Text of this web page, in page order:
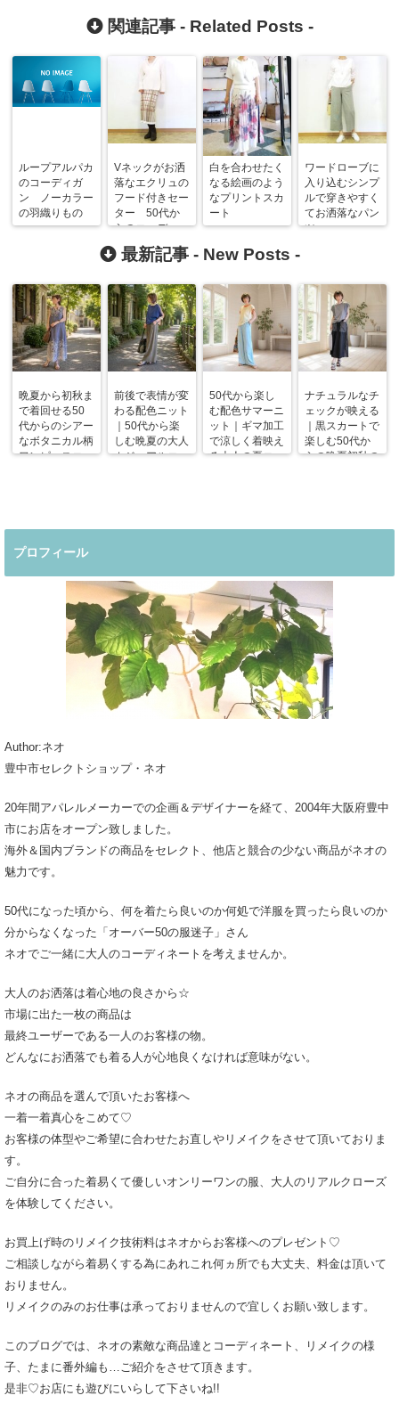
関連記事 - Related Posts -
ループアルパカ
のコーディガ
ン ノーカラー
の羽織りもの
Vネックがお洒
落なエクリュの
フード付きセー
ター 50代か
らのコーデ
白を合わせたく
なる絵画のよう
なプリントスカ
ート
ワードローブに
入り込むシンプ
ルで穿きやすく
てお洒落なパン
ツ♪
最新記事 - New Posts -
晩夏から初秋ま
で着回せる50
代からのシアー
なボタニカル柄
ワンピースコー
前後で表情が変
わる配色ニット
｜50代から楽
しむ晩夏の大人
カジュアルコー
50代から楽し
む配色サマーニ
ット｜ギマ加工
で涼しく着映え
る大人の夏コー
ナチュラルなチ
ェックが映える
｜黒スカートで
楽しむ50代か
らの晩夏初秋の
プロフィール
Author:ネオ
豊中市セレクトショップ・ネオ
20年間アパレルメーカーでの企画＆デザイナーを経て、2004年大阪府豊中
市にお店をオープン致しました。
海外＆国内ブランドの商品をセレクト、他店と競合の少ない商品がネオの
魅力です。
50代になった頃から、何を着たら良いのか何処で洋服を買ったら良いのか
分からなくなった「オーバー50の服迷子」さん
ネオでご一緒に大人のコーディネートを考えませんか。
大人のお洒落は着心地の良さから☆
市場に出た一枚の商品は
最終ユーザーである一人のお客様の物。
どんなにお洒落でも着る人が心地良くなければ意味がない。
ネオの商品を選んで頂いたお客様へ
一着一着真心をこめて♡
お客様の体型やご希望に合わせたお直しやリメイクをさせて頂いておりま
す。
ご自分に合った着易くて優しいオンリーワンの服、大人のリアルクローズ
を体験してください。
お買上げ時のリメイク技術料はネオからお客様へのプレゼント♡
ご相談しながら着易くする為にあれこれ何ヵ所でも大丈夫、料金は頂いて
おりません。
リメイクのみのお仕事は承っておりませんので宜しくお願い致します。
このブログでは、ネオの素敵な商品達とコーディネート、リメイクの様
子、たまに番外編も…ご紹介をさせて頂きます。
是非♡お店にも遊びにいらして下さいね!!